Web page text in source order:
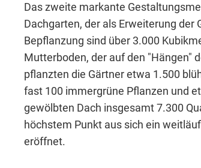
Das zweite markante
Dachgarten, der als Erweiterung
Bepflanzung sind über 3.000
Mutterboden, der auf den "Hängen"
pflanzten die Gärtner etwa 1.500
fast 100 immergrüne Pflanzen und
gewölbten Dach insgesamt 7.300
höchstem Punkt aus sich ein
eröffnet.